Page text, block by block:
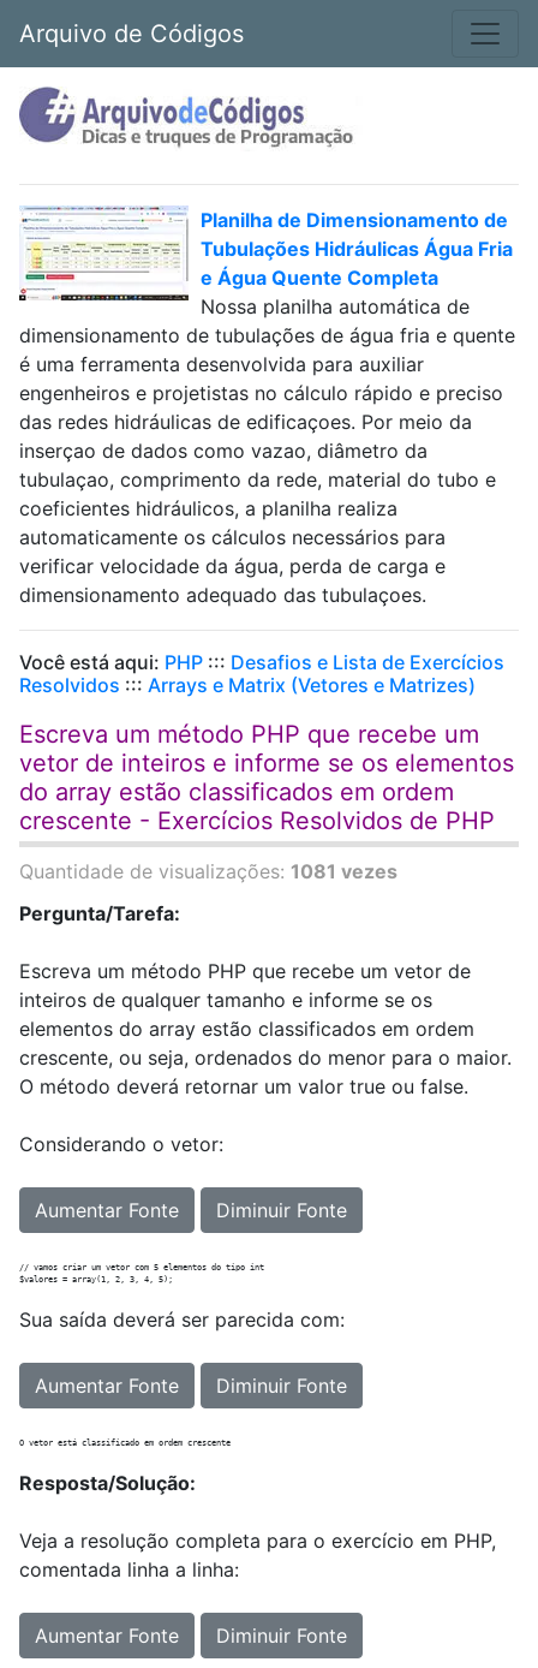
Arquivo de Códigos
Planilha de Dimensionamento de
Tubulações Hidráulicas Água Fria
e Água Quente Completa
Nossa planilha automática de
dimensionamento de tubulações de água fria e quente
é uma ferramenta desenvolvida para auxiliar
engenheiros e projetistas no cálculo rápido e preciso
das redes hidráulicas de edificaçoes. Por meio da
inserçao de dados como vazao, diâmetro da
tubulaçao, comprimento da rede, material do tubo e
coeficientes hidráulicos, a planilha realiza
automaticamente os cálculos necessários para
verificar velocidade da água, perda de carga e
dimensionamento adequado das tubulaçoes.
Você está aqui: PHP ::: Desafios e Lista de Exercícios
Resolvidos ::: Arrays e Matrix (Vetores e Matrizes)
Escreva um método PHP que recebe um
vetor de inteiros e informe se os elementos
do array estão classificados em ordem
crescente - Exercícios Resolvidos de PHP
Quantidade de visualizações: 1081 vezes
Pergunta/Tarefa:
Escreva um método PHP que recebe um vetor de
inteiros de qualquer tamanho e informe se os
elementos do array estão classificados em ordem
crescente, ou seja, ordenados do menor para o maior.
O método deverá retornar um valor true ou false.
Considerando o vetor:
Aumentar Fonte Diminuir Fonte
// vamos criar um vetor com 5 elementos do tipo int
Sua saída deverá ser parecida com:
Aumentar Fonte Diminuir Fonte
Resposta/Solução:
Veja a resolução completa para o exercício em PHP,
comentada linha a linha:
Aumentar Fonte Diminuir Fonte